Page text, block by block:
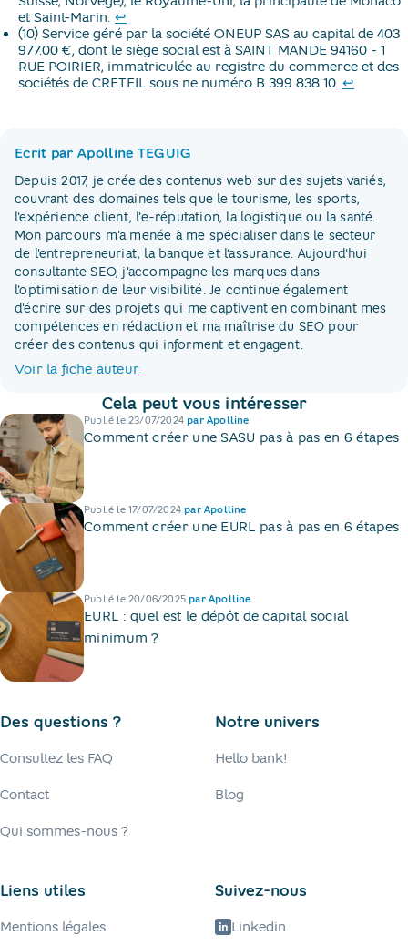
et Saint-Marin. ↩
(10) Service géré par la société ONEUP SAS au capital de 403
977.00 €, dont le siège social est à SAINT MANDE 94160 - 1
RUE POIRIER, immatriculée au registre du commerce et des
sociétés de CRETEIL sous ne numéro B 399 838 10. ↩
Ecrit par Apolline TEGUIG
Depuis 2017, je crée des contenus web sur des sujets variés,
couvrant des domaines tels que le tourisme, les sports,
l'expérience client, l'e-réputation, la logistique ou la santé.
Mon parcours m'a menée à me spécialiser dans le secteur
de l'entrepreneuriat, la banque et l’assurance. Aujourd'hui
consultante SEO, j'accompagne les marques dans
l'optimisation de leur visibilité. Je continue également
d'écrire sur des projets qui me captivent en combinant mes
compétences en rédaction et ma maîtrise du SEO pour
créer des contenus qui informent et engagent.
Voir la fiche auteur
Cela peut vous intéresser
Publié le23/07/2024 par Apolline
Comment créer une SASU pas à pas en 6 étapes
Publié le17/07/2024 par Apolline
Comment créer une EURL pas à pas en 6 étapes
Publié le20/06/2025 par Apolline
EURL : quel est le dépôt de capital social
minimum ?
Des questions ?
Consultez les FAQ
Contact
Qui sommes-nous ?
Notre univers
Hello bank!
Blog
Liens utiles
Mentions légales
Suivez-nous
Linkedin